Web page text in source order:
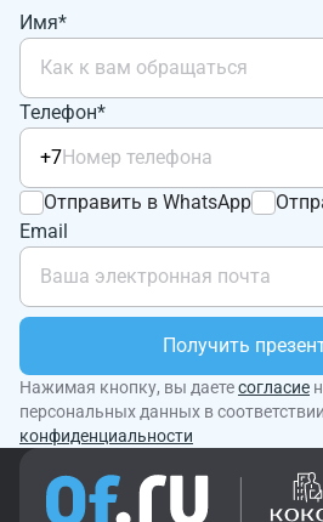
Имя*
Телефон*
+7
Отправить в WhatsApp
Email
Получить
Нажимая кнопку, вы даетесогласие
персональных данных в
конфиденциальности